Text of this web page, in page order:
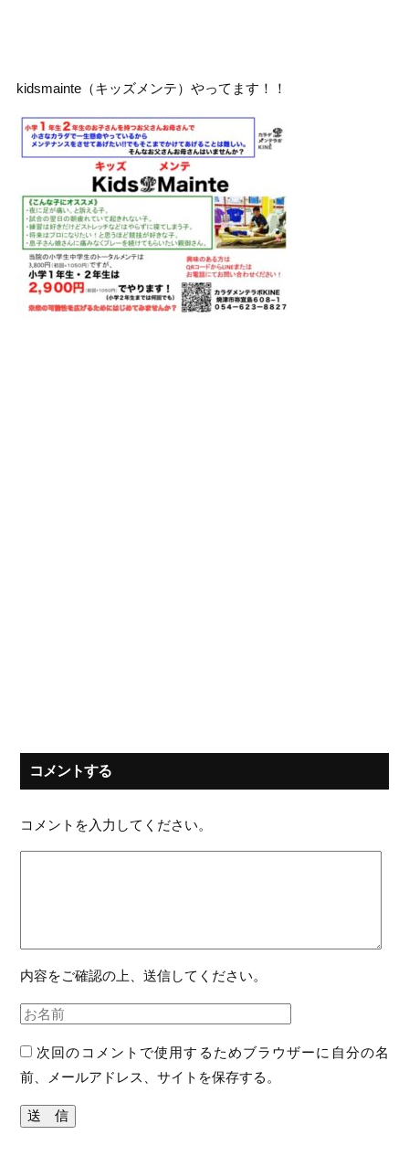
kidsmainte（キッズメンテ）やってます！！
コメントする
コメントを入力してください。
内容をご確認の上、送信してください。
次回のコメントで使用するためブラウザーに自分の名
前、メールアドレス、サイトを保存する。